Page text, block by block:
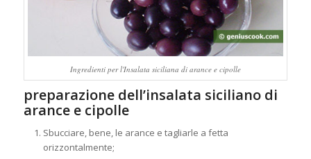
Ingredienti per l'Insalata siciliana di arance e cipolle
preparazione dell’insalata siciliano di
arance e cipolle
Sbucciare, bene, le arance e tagliarle a fetta
orizzontalmente;